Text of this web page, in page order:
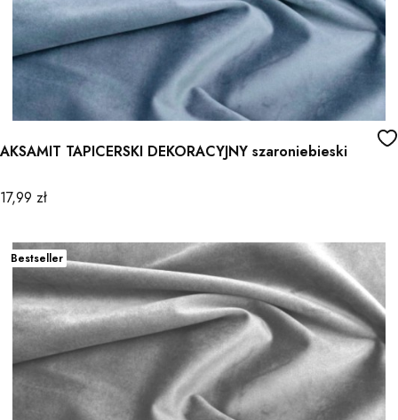
AKSAMIT TAPICERSKI DEKORACYJNY szaroniebieski
Cena
17,99 zł
Bestseller